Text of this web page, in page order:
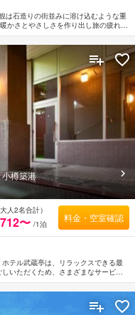
は石造りの街並みに溶け込むような重
かさとやさしさを作り出し旅の疲れを
シンプルにもかかわらず機能性を重視
湾が望める部屋もある。パティオは大
演出している。
テル武蔵亭は、リラックスできる最
いただくため、さまざまなサービス
武蔵亭のスタッフがおもてなしの心
インテリアが施されており、充実し
雰囲気は温泉 , マッサージ, 子ども用遊
樽朝里川温泉 ホテル武蔵亭のあたたか
小樽築港
人2名合計）
〜 /1泊
料金・空室確認